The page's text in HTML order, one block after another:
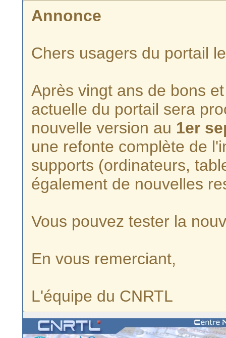
Annonce
Chers usagers du portail
Après vingt ans de bons
actuelle du portail sera
nouvelle version au 1er
une refonte complète de
supports (ordinateurs,
également de nouvelles
Vous pouvez tester la
En vous remerciant,
L'équipe du CNRTL